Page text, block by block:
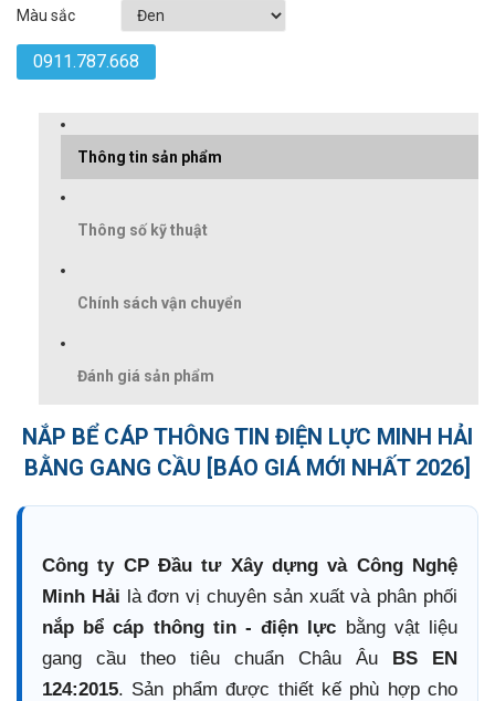
Màu sắc
0911.787.668
Thông tin sản phẩm
Thông số kỹ thuật
Chính sách vận chuyển
Đánh giá sản phẩm
NẮP BỂ CÁP THÔNG TIN ĐIỆN LỰC MINH HẢI
BẰNG GANG CẦU [BÁO GIÁ MỚI NHẤT 2026]
Công ty CP Đầu tư Xây dựng và Công Nghệ
Minh Hải là đơn vị chuyên sản xuất và phân phối
nắp bể cáp thông tin - điện lực bằng vật liệu
gang cầu theo tiêu chuẩn Châu Âu BS EN
124:2015. Sản phẩm được thiết kế phù hợp cho